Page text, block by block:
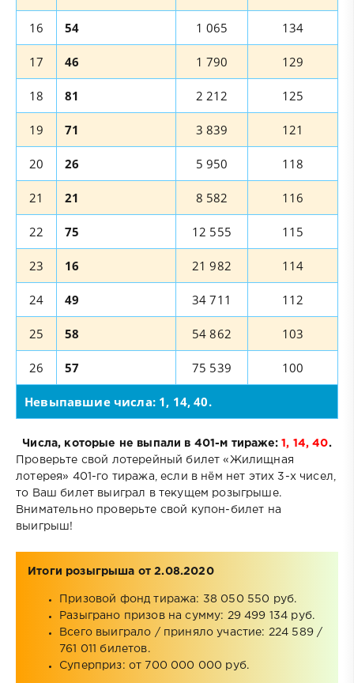
Невыпавшие числа: 1, 14, 40.
16 54 1 065 134
17 46 1 790 129
18 81 2 212 125
19 71 3 839 121
20 26 5 950 118
21 21 8 582 116
22 75 12 555 115
23 16 21 982 114
24 49 34 711 112
25 58 54 862 103
26 57 75 539 100
Числа, которые не выпали в 401-м тираже:1, 14, 40.
Проверьте свой лотерейный билет «Жилищная
лотерея» 401-го тиража, если в нём нет этих 3-х чисел,
то Ваш билет выиграл в текущем розыгрыше.
Внимательно проверьте свой купон-билет на
выигрыш!
Итоги розыгрыша от 2.08.2020
Призовой фонд тиража: 38 050 550 руб.
Разыграно призов на сумму: 29 499 134 руб.
Всего выиграло / приняло участие: 224 589 /
761 011 билетов.
Суперприз: от 700 000 000 руб.